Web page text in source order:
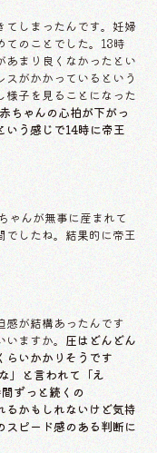
てしまったんです。妊婦
てのことでした。13時
あまり良くなかったとい
がかかっているという
様子を見ることになった
ちゃんの心拍が下がっ
いう感じで14時に帝王
ゃんが無事に産まれて
でしたね。結果的に帝王
感が結構あったんです
いますか。圧はどんどん
らいかかりそうです
」と言われて「え
ずっと続くの
るかもしれないけど気持
スピード感のある判断に